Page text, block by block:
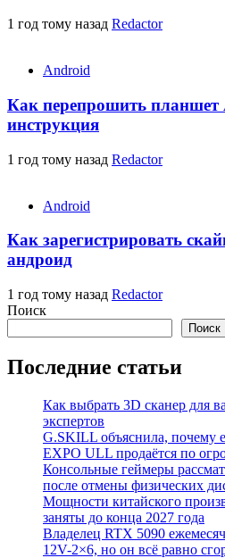
1 год тому назад Redactor
Android
Как перепрошить
инструкция
1 год тому назад Redactor
Android
Как зарегистрировать
андроид
1 год тому назад Redactor
Поиск
Поиск
Последние статьи
Как выбрать 3D сканер для
экспертов
G.SKILL объяснила, почему
EXPO ULL продаётся по
Консольные геймеры
после отмены физических
Мощности китайского
заняты до конца 2027 года
Владелец RTX 5090
12V-2×6, но он всё равно